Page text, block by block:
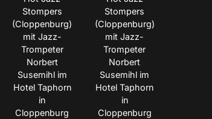
Stompers
(Cloppenburg)
mit Jazz-
Trompeter
Norbert
Susemihl im
Hotel Taphorn
in
Cloppenburg
Stompers
(Cloppenburg)
mit Jazz-
Trompeter
Norbert
Susemihl im
Hotel Taphorn
in
Cloppenburg